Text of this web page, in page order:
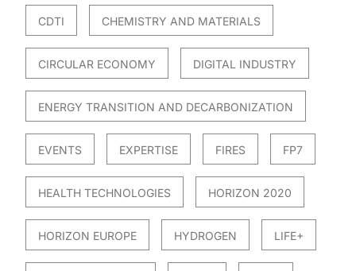
CDTI CHEMISTRY AND MATERIALS
CIRCULAR ECONOMY DIGITAL INDUSTRY
ENERGY TRANSITION AND DECARBONIZATION
EVENTS EXPERTISE FIRES FP7
HEALTH TECHNOLOGIES HORIZON 2020
HORIZON EUROPE HYDROGEN LIFE+